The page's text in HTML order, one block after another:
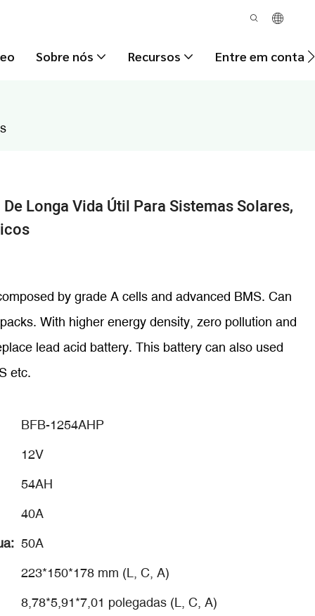
Sobre nós Recursos Entre em
Longa Vida Útil Para Sistemas Solares,
by grade A cells and advanced BMS. Can
With higher energy density, zero pollution and
lead acid battery. This battery can also used
etc.
BFB-1254AHP
12V
54AH
40A
50A
223*150*178 mm (L, C, A)
8,78*5,91*7,01 polegadas (L, C, A)